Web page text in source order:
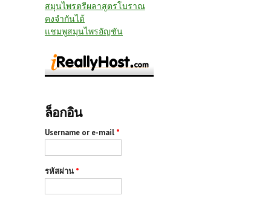
สมุนไพรตรีผลาสูตรโบราณ
คงจำกันได้
แชมพูสมุนไพรอัญชัน
ล็อกอิน
Username or e-mail *
รหัสผ่าน *